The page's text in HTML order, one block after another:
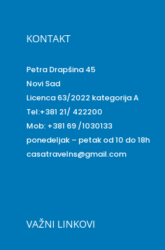
KONTAKT
Petra Drapšina 45
Novi Sad
Licenca 63/2022 kategorija A
Tel:+381 21/ 422200
Mob: +381 69 /1030133
ponedeljak – petak od 10 do 18h
casatravelns@gmail.com
VAŽNI LINKOVI
Sajt CaSA Travel. D.o.o koristi kolačiće
poboljšao funkcionalnost stranice.
Više o kolačićima pročitajte u
privatnosti.
Slažem se